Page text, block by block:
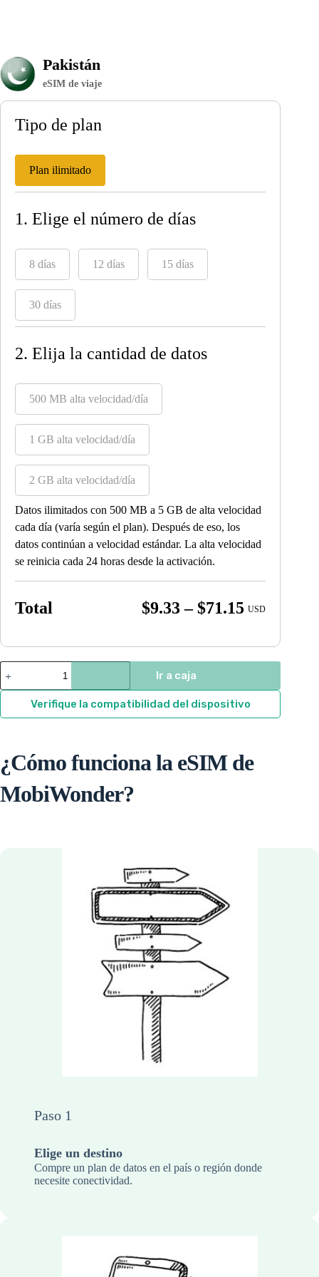
Pakistán
eSIM de viaje
Tipo de plan
Plan ilimitado
1. Elige el número de días
8 días 12 días 15 días
30 días
2. Elija la cantidad de datos
500 MB alta velocidad/día
1 GB alta velocidad/día
2 GB alta velocidad/día
Datos ilimitados con 500 MB a 5 GB de alta velocidad
cada día (varía según el plan). Después de eso, los
datos continúan a velocidad estándar. La alta velocidad
se reinicia cada 24 horas desde la activación.
Total $9.33 – $71.15Price
$9.33
through
$71.15
USD
Pakistán
quantity
Ir a caja
Verifique la compatibilidad del dispositivo
¿Cómo funciona la eSIM de
MobiWonder?
Paso 1
Elige un destino
Compre un plan de datos en el país o región donde
necesite conectividad.